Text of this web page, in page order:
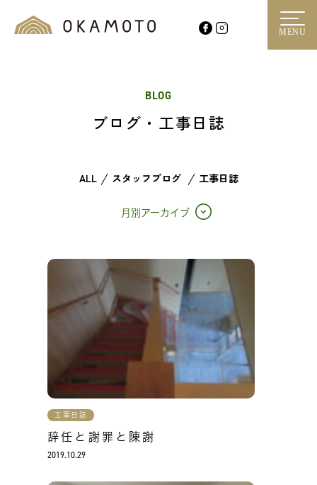
MENU
BLOG
ブログ・工事日誌
ALL スタッフブログ 工事日誌
月別アーカイブ
工事日誌
辞任と謝罪と陳謝
2019.10.29